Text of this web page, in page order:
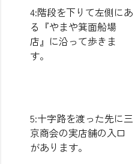
4:階段を下りて左側にあ
る『やまや箕面船場
店』に沿って歩きま
す。
5:十字路を渡った先に三
京商会の実店舗の入口
があります。